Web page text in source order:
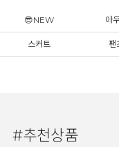
😎NEW 아
스커트 팬
#추천상품